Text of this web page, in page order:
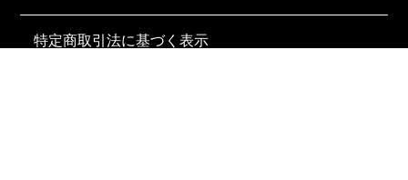
特定商取引法に基づく表示